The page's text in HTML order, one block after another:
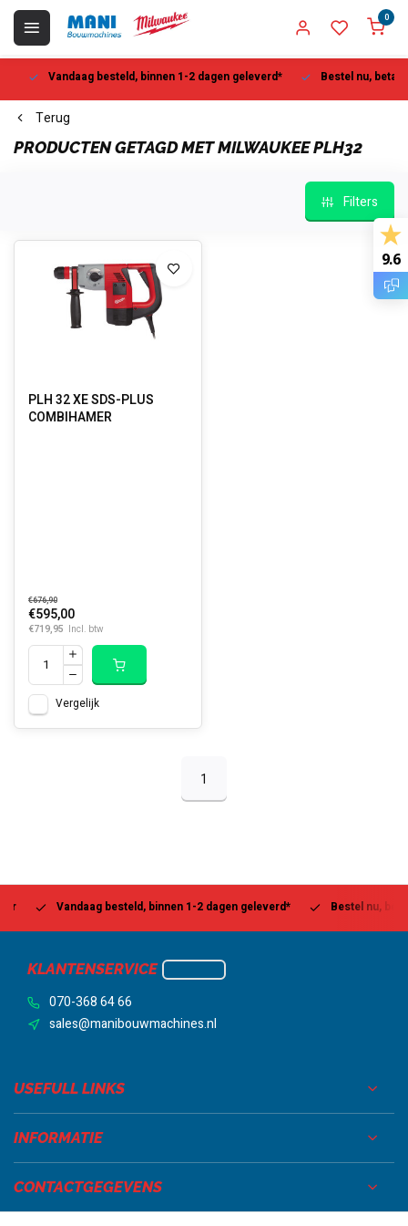
0
Vandaag besteld, binnen 1-2 dagen geleverd* Bestel nu, betaal
Terug
PRODUCTEN GETAGD MET MILWAUKEE PLH32
Filters
PLH 32 XE SDS-PLUS
COMBIHAMER
€676,90
€595,00
€719,95 Incl. btw
Vergelijk
1
Vandaag besteld, binnen 1-2 dagen geleverd* Bestel nu, betaal
KLANTENSERVICE
070-368 64 66
sales@manibouwmachines.nl
USEFULL LINKS
INFORMATIE
CONTACTGEGEVENS
9.6